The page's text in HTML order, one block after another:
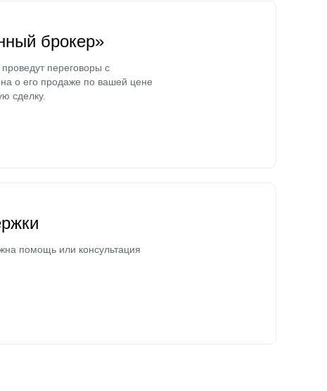
брокер»
переговоры с
о его продаже по вашей цене
сделку.
помощь или консультация